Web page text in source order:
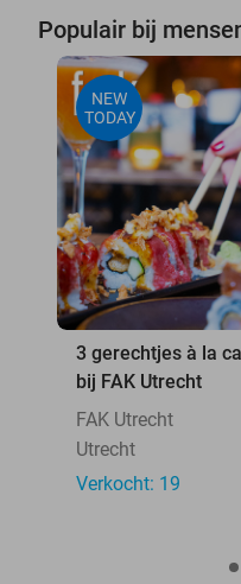
Populair bij
NEW
TODAY
3 gerechtjes à la
bij FAK Utrecht
FAK Utrecht
Utrecht
Verkocht: 19